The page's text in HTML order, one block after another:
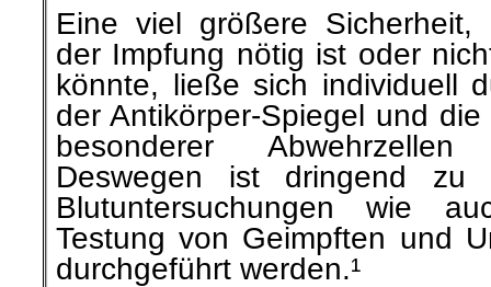
Eine viel größere Sicherheit,
der Impfung nötig ist oder
könnte, ließe sich individuell
der Antikörper-Spiegel und
besonderer
Deswegen ist dringend zu
Blutuntersuchungen wie
Testung von Geimpften und
durchgeführt werden.¹